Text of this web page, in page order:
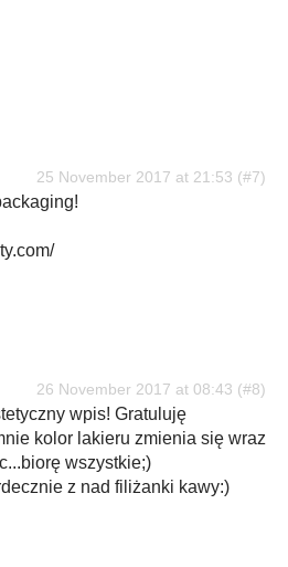
25 November 2017 at 21:53
26 November 2017 at 08:43
wpis! Gratuluję
kolor lakieru zmienia się wraz
wszystkie;)
z nad filiżanki kawy:)